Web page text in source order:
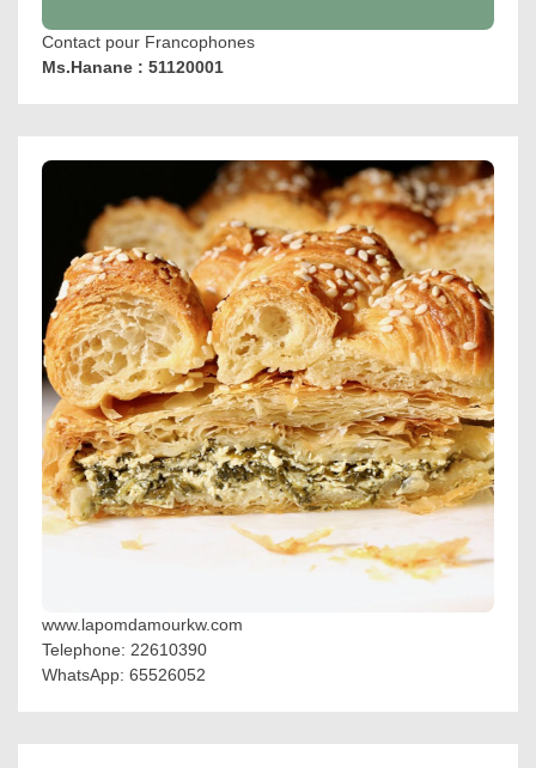
Contact pour Francophones
Ms.Hanane : 51120001
www.lapomdamourkw.com
Telephone: 22610390
WhatsApp: 65526052